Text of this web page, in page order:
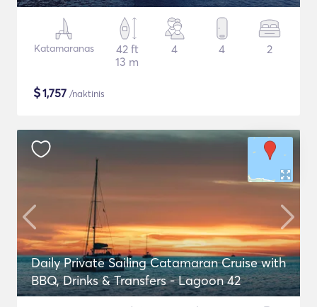
Katamaranas
42 ft
13 m
4 4 2
$1,757 /naktinis
Daily Private Sailing Catamaran Cruise with
BBQ, Drinks & Transfers - Lagoon 42